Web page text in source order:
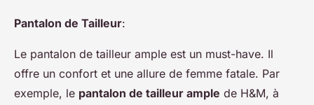
Pantalon de Tailleur:
Le pantalon de tailleur ample est un must-have. Il
offre un confort et une allure de femme fatale. Par
exemple, le pantalon de tailleur ample de H&M, à